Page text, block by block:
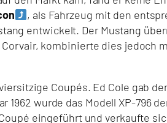
, als Fahrzeug mit den
entwickelt. Der Mustang
kombinierte dies jedoch
Coupés. Ed Cole gab
wurde das Modell XP-796
eingeführt und verkaufte